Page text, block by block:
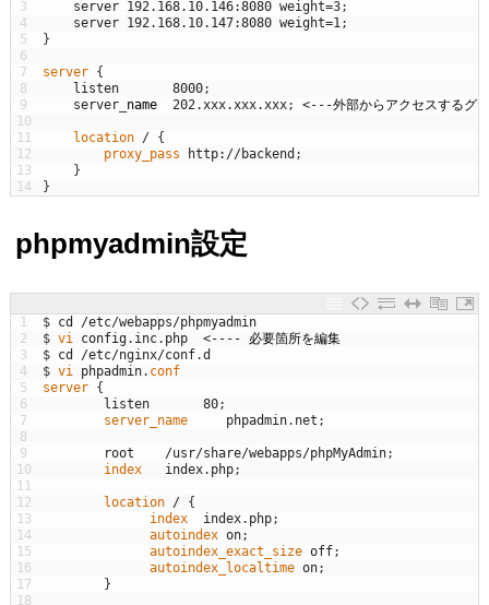
3
4
5
6
7
8
9
10
11
12
13
14
server 192.168.10.146:8080 weight=3;
server 192.168.10.147:8080 weight=1;
}
server {
listen
8000;
server_ name 202.xxx.xxx.xxx; <-- -外部からアクセスするグ
location / {
proxy_pass
http: //backend ;
}
}
phpmyadmin設定
1
2
3
4
5
6
7
8
9
10
11
12
13
14
15
16
17
18
$ cd /etc/webapps/phpmyadmin
$ vi config. inc. php <-- --
必要箇所を編集
$ cd /etc/nginx/conf.d
$ vi phpadmin. conf
server {
listen
80;
server_name phpadmin. net ;
root /usr/share/webapps/phpMyAdmin;
index index. php;
location / {
index index. php;
autoindex on;
autoindex_exact_size off;
autoindex_localtime on;
}